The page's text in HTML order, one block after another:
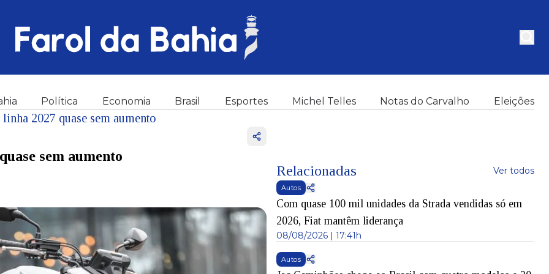
Política Economia Brasil Esportes Michel Telles Notas do Carvalho Eleições
2027 quase sem aumento
sem aumento
Relacionadas
Ver todos
Autos
Com quase 100 mil unidades da Strada vendidas só em
2026, Fiat mantêm liderança
08/08/2026 | 17:41h
Autos